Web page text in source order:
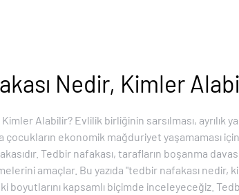
Nedir, Kimler
Alabilir? Evlilik birliğinin sarsılması,
ekonomik mağduriyet yaşamaması
Tedbir nafakası, tarafların boşanma
amaçlar. Bu yazıda "tedbir nafakası nedir,
kapsamlı biçimde inceleyeceğiz.